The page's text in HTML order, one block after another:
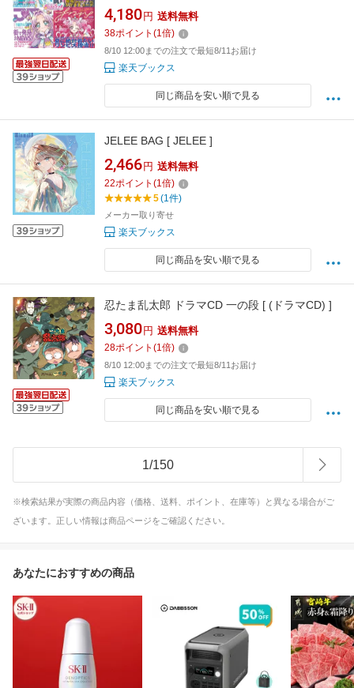
～(アクリルキーホルダー(キュアアンサー)) [
(V.A.) ]
4,180 円 送料無料
38ポイント (1倍)
8/10 12:00までの注文で最短8/11お届け
楽天ブックス
同じ商品を安い順で見る
JELEE BAG [ JELEE ]
2,466 円 送料無料
22ポイント (1倍)
5(1件)
メーカー取り寄せ
楽天ブックス
同じ商品を安い順で見る
忍たま乱太郎 ドラマCD 一の段 [ (ドラマCD) ]
3,080 円 送料無料
28ポイント (1倍)
8/10 12:00までの注文で最短8/11お届け
楽天ブックス
同じ商品を安い順で見る
1/150
※検索結果が実際の商品内容（価格、送料、ポイント、在庫等）と異なる場合がご
ざいます。正しい情報は商品ページをご確認ください。
あなたにおすすめの商品